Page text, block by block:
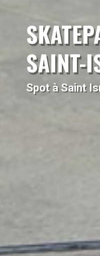
SAINT-
Spot à Saint